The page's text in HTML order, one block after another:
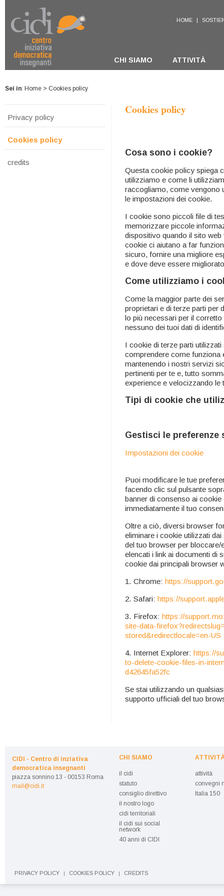
HOME |
CHI SIAMO ATTIVITÀ
Sei in: Home > Cookies policy
Privacy policy
Cookies policy
credits
Cookies policy
Cosa sono i cookie?
Questa cookie policy spiega
utilizziamo e come li
raccogliamo, come vengono
le impostazioni dei cookie.
I cookie sono piccoli file di
memorizzare piccole
dispositivo quando il sito
cookie ci aiutano a far
sicuro, fornire una migliore
e dove deve essere
Come utilizziamo i
Come la maggior parte dei
proprietari e di terze parti per
lo più necessari per il
nessuno dei tuoi dati di
I cookie di terze parti
comprendere come funziona
mantenendo i nostri servizi
pertinenti per te e, tutto
experience e velocizzando
Tipi di cookie che
Gestisci le preferenze
Impostazioni dei cookie
Puoi modificare le tue
facendo clic sul pulsante
banner di consenso ai
immediatamente il tuo
Oltre a ciò, diversi browser
eliminare i cookie utilizzati
del tuo browser per
elencati i link ai documenti di
cookie dai principali browser
1. Chrome: https://
2. Safari: https://
3. Firefox: https://
site-data-
stored&redirectlocale=en-US
4. Internet Explorer: https://
to-delete-cookie-files-in-
d42645fa52fc
Se stai utilizzando un
supporto ufficiali del tuo
CIDI - Centro di inziativa
democratica insegnanti
piazza sonnino 13 - 00153 Roma
mail@cidi.it
CHI SIAMO
il cidi
statuto
consiglio direttivo
il nostro logo
cidi territoriali
il cidi sui social
network
40 anni di CIDI
attività
convegni
Italia 150
PRIVACY POLICY COOKIES POLICY CREDITS